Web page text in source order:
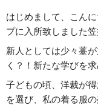
はじめまして、こん
プに入所致しました笠
新人としては少々薹
く？！新たな学びを
子どもの頃、洋裁が
を選び、私の着る服